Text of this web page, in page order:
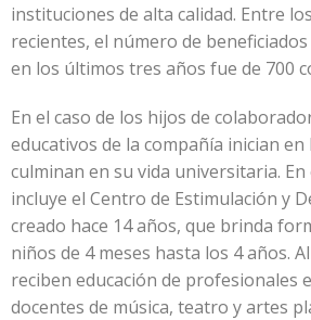
instituciones de alta calidad. Entre
recientes, el número de
en los últimos tres años fue de 700
En el caso de los hijos de
educativos de la compañía inician
culminan en su vida universitaria.
incluye el Centro de Estimulación y
creado hace 14 años, que brinda
niños de 4 meses hasta los 4 años.
reciben educación de profesionales
docentes de música, teatro y artes